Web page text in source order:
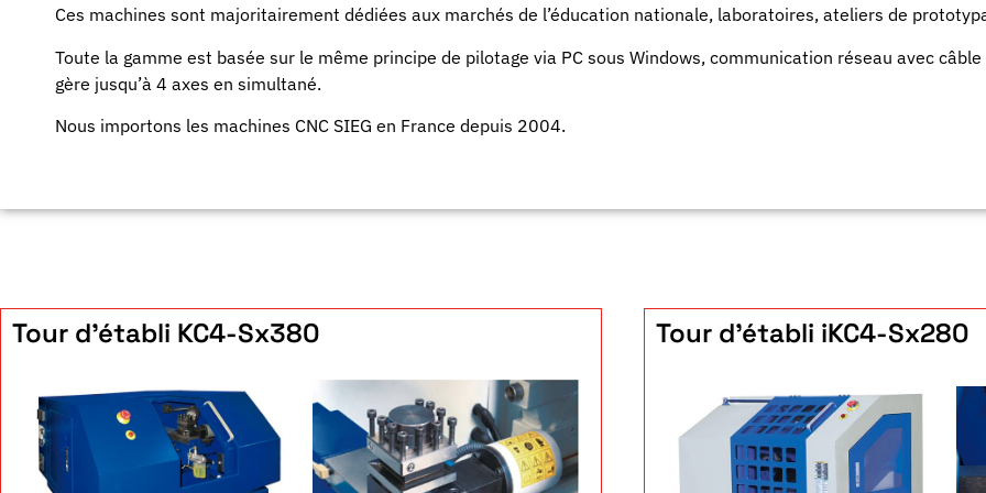
Ces machines sont majoritairement dédiées aux marchés de l’éducation nationale, laboratoires, ateliers de
Toute la gamme est basée sur le même principe de pilotage via PC sous Windows, communication réseau avec
gère jusqu’à 4 axes en simultané.
Nous importons les machines CNC SIEG en France depuis 2004.
Tour d'établi KC4-Sx380 Tour d'établi iKC4-Sx280